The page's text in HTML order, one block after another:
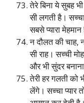
तेरे बिना ये सुबह
सी लगती है।
सबसे प्यारा मेहमान
न दौलत की चाह,
सी राह। सच्ची
और भी सुंदर
तेरी हर गलती को
लेंगे। सच्चा प्यार